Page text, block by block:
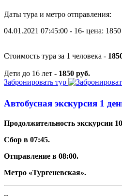
Даты тура и метро отправления:
04.01.2021 07:45:00 - 16- цена: 1850
Стоимость тура за 1 человека -
Дети до 16 лет - 1850 руб.
Забронировать тур
Автобусная экскурсия 1
Продолжительность экскурсии
Сбор в 07:45.
Отправление в 08:00.
Метро «Тургеневская».